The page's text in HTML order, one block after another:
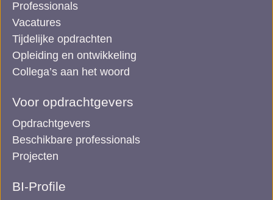
Professionals
Vacatures
Tijdelijke opdrachten
Opleiding en ontwikkeling
Collega’s aan het woord
Voor opdrachtgevers
Opdrachtgevers
Beschikbare professionals
Projecten
BI-Profile